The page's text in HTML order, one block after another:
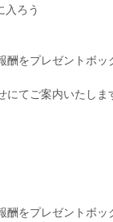
入ろう
をプレゼントボッ
てご案内いたし
をプレゼントボッ